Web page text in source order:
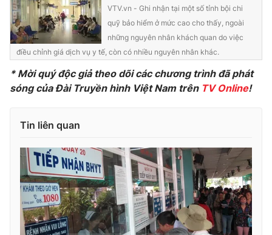
THỜI BÁO VTV
Theo dõi báo trên
Cơ quan báo chí:
Giấy phép hoạt động báo in và báo điện tử số 483/GP-BTTTT
cấp ngày 29/12/2023
Tổng Biên tập:Vũ Thanh Thủy
Phó Tổng Biên tập:Nguyễn Thị Mỹ Hạnh, Phạm Quốc Thắng,
Nguyễn Trọng Ninh
Tổng đài VTV:024.38 355 931 - 024.38 355 932
VTV.vn - Ghi nhận tại một số tỉnh bội chi
quỹ bảo hiểm ở mức cao cho thấy, ngoài
những nguyên nhân khách quan do việc
điều chỉnh giá dịch vụ y tế, còn có nhiều nguyên nhân khác.
* Mời quý độc giả theo dõi các chươngtrình đã phát
sóng của Đài Truyền hình Việt Nam trên TV Online!
Tin liên quan